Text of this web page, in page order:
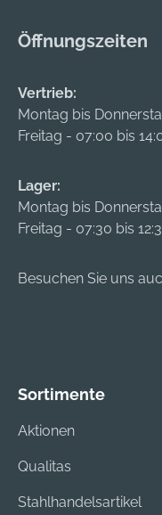
Öffnungszeiten
Vertrieb:
Montag bis
Freitag - 07:00 bis
Lager:
Montag bis
Freitag - 07:30 bis
Besuchen Sie uns
Sortimente
Aktionen
Qualitas
Stahlhandelsartikel